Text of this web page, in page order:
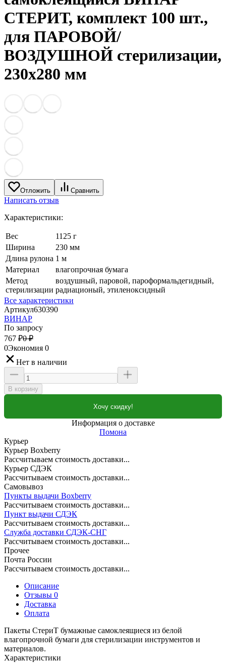
СТЕРИТ, комплект 100 шт.,
для ПАРОВОЙ/
ВОЗДУШНОЙ стерилизации,
230х280 мм
Отложить Сравнить
Написать отзыв
Характеристики:
Вес
1125 г
Ширина
230 мм
Длина рулона 1 м
Материал
влагопрочная бумага
Метод
стерилизации
воздушный, паровой, пароформальдегидный,
радиационый, этиленоксидный
Все характеристики
Артикул630390
ВИНАР
По запросу
767 ₽0 ₽
0Экономия 0
Нет в наличии
В корзину
Хочу скидку!
Информация о доставке
Помона
Курьер
Курьер Boxberry
Рассчитываем стоимость доставки...
Курьер СДЭК
Рассчитываем стоимость доставки...
Самовывоз
Пункты выдачи Boxberry
Рассчитываем стоимость доставки...
Пункт выдачи СДЭК
Рассчитываем стоимость доставки...
Служба доставки СДЭК-СНГ
Рассчитываем стоимость доставки...
Прочее
Почта России
Рассчитываем стоимость доставки...
Описание
Отзывы 0
Доставка
Оплата
Пакеты СтериТ бумажные самоклеящиеся из белой
влагопрочной бумаги для стерилизации инструментов и
материалов.
Характеристики